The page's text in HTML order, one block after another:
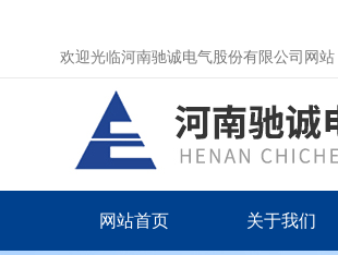
欢迎光临河南驰诚电气股份有限公司网站
网站首页 关于我们